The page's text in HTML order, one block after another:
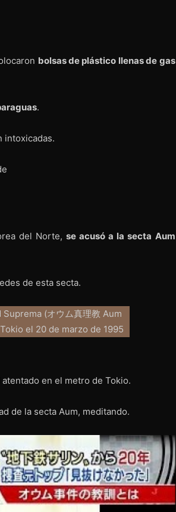
bolsas de plástico llenas de gas
.
intoxicadas.
del Norte,se acusó a la secta Aum
de esta secta.
en el metro de Tokio.
de la secta Aum, meditando.